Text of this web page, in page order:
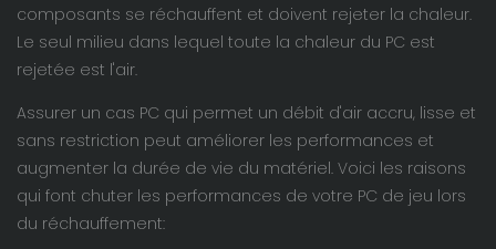
composants se réchauffent et doivent rejeter la chaleur.
Le seul milieu dans lequel toute la chaleur du PC est
rejetée est l'air.
Assurer un cas PC qui permet un débit d'air accru, lisse et
sans restriction peut améliorer les performances et
augmenter la durée de vie du matériel. Voici les raisons
qui font chuter les performances de votre PC de jeu lors
du réchauffement: